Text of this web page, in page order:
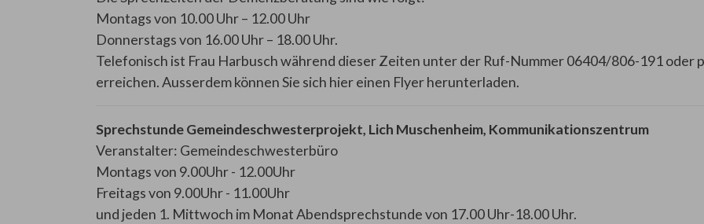
Montags von 10.00 Uhr – 12.00 Uhr
Donnerstags von 16.00 Uhr – 18.00 Uhr.
Telefonisch ist Frau Harbusch während dieser Zeiten unter der Ruf-Nummer 06404/806-191 oder
erreichen. Ausserdem können Sie sich hier einen Flyer herunterladen.
Sprechstunde Gemeindeschwesterprojekt, Lich Muschenheim, Kommunikationszentrum
Veranstalter: Gemeindeschwesterbüro
Montags von 9.00Uhr - 12.00Uhr
Freitags von 9.00Uhr - 11.00Uhr
und jeden 1. Mittwoch im Monat Abendsprechstunde von 17.00 Uhr-18.00 Uhr.